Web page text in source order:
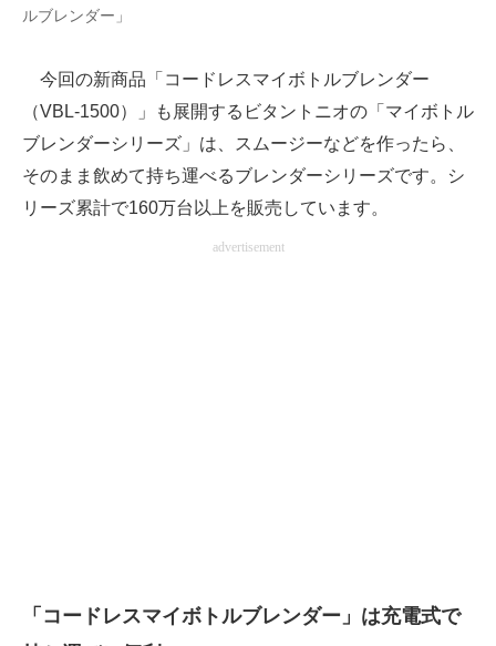
経営リーダーのコミュニティ
マーケ×ITの今がよく分かる
ITエンジニア向け専門サイト
ちょっと気になるネットの話題
ルブレンダー」
今回の新商品「コードレスマイボトルブレンダー
（VBL-1500）」も展開するビタントニオの「マイボトル
ブレンダーシリーズ」は、スムージーなどを作ったら、
そのまま飲めて持ち運べるブレンダーシリーズです。シ
リーズ累計で160万台以上を販売しています。
advertisement
「コードレスマイボトルブレンダー」は充電式で